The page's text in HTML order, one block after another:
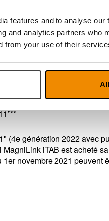
features and to analyse our
and analytics partners who
from your use of their
au
(4e génération 2022 avec
iTAB est acheté
novembre 2021 peuvent